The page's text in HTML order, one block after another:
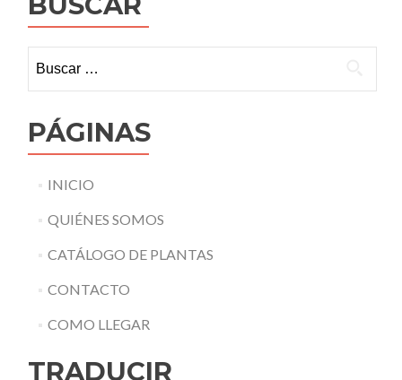
PÁGINAS
INICIO
QUIÉNES SOMOS
CATÁLOGO DE PLANTAS
CONTACTO
COMO LLEGAR
TRADUCIR